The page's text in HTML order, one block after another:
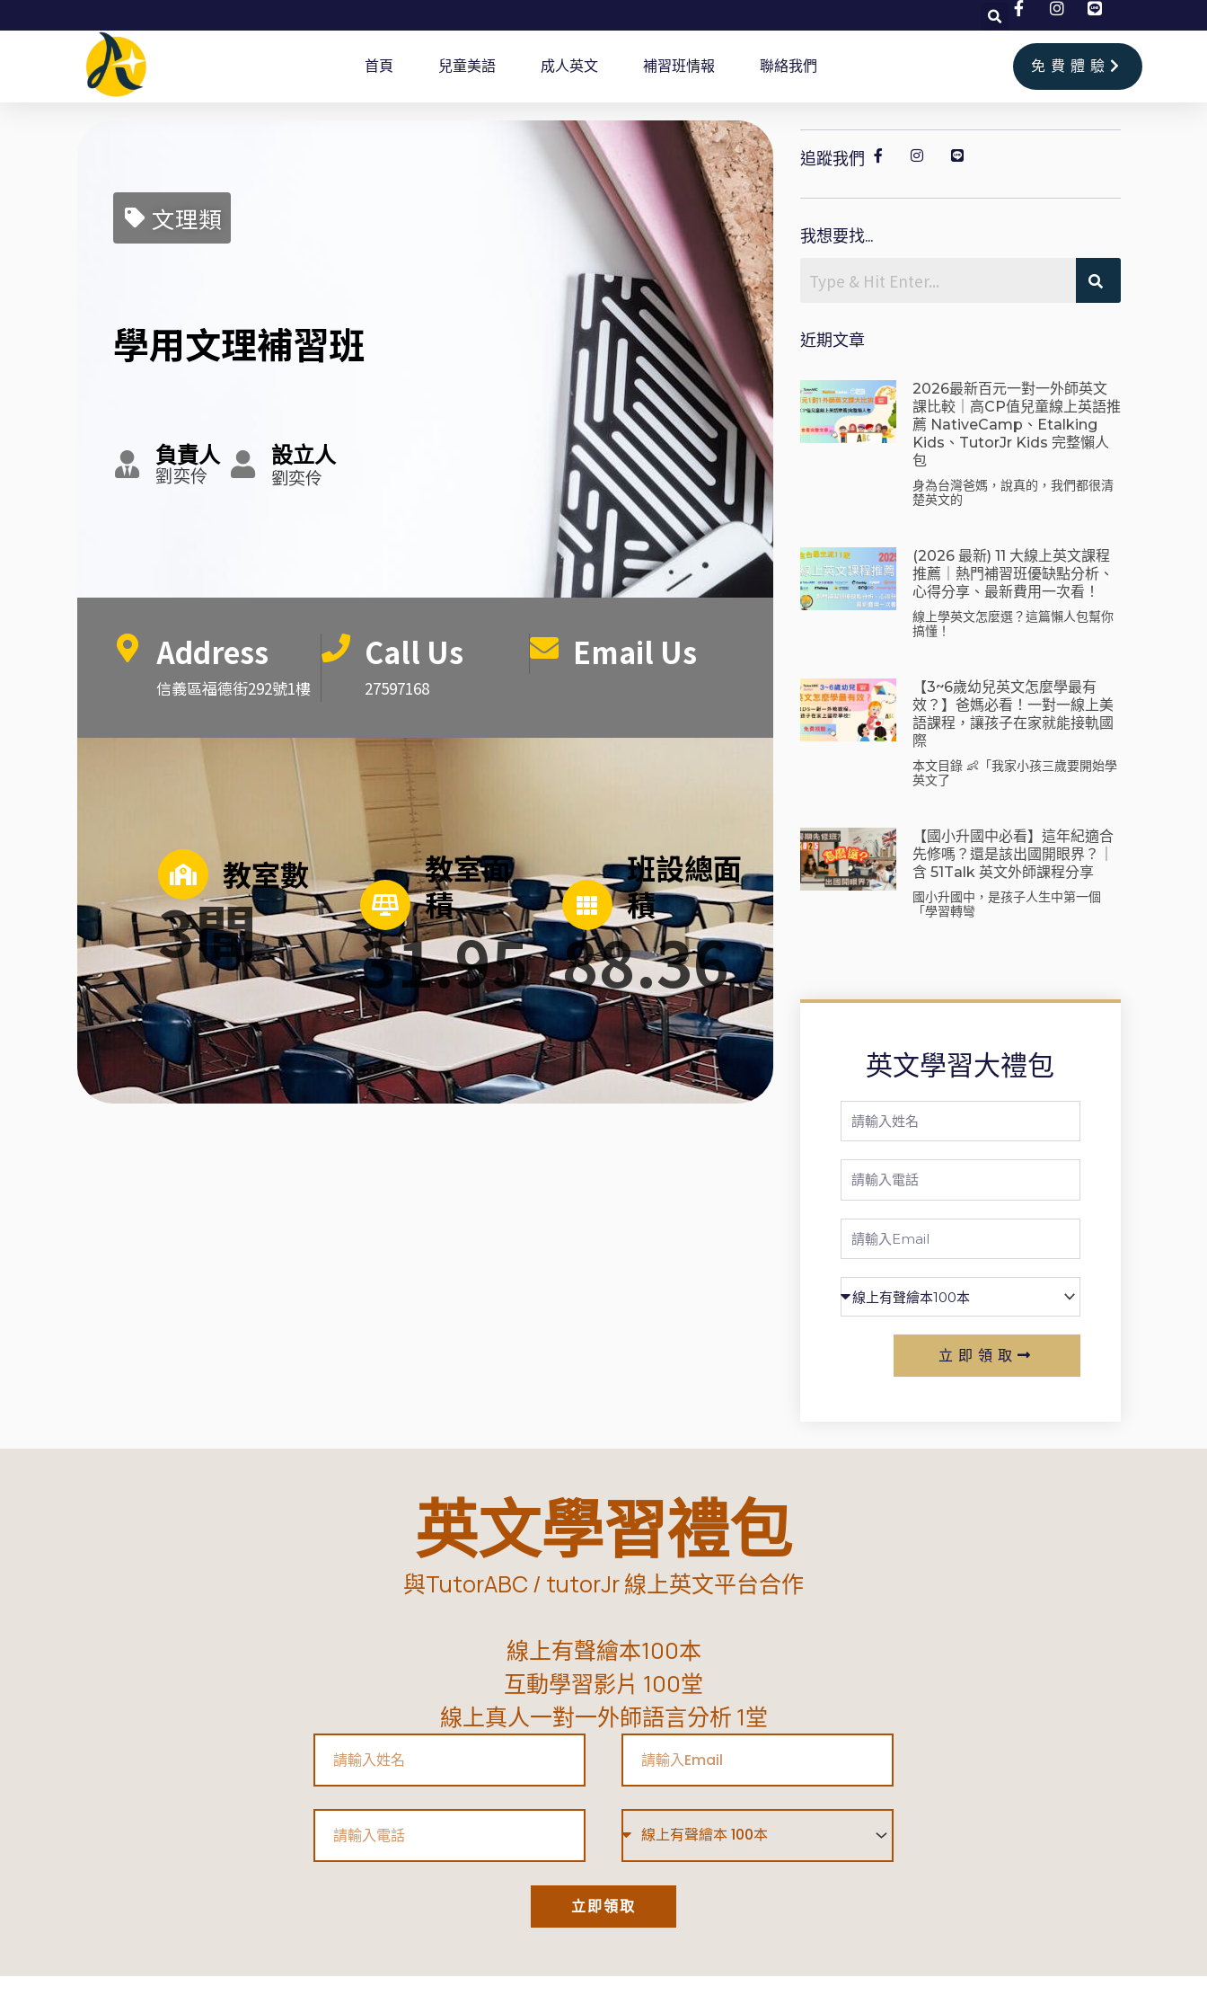
首頁 兒童美語 成人英文 補習班情報 聯絡我們 免費體驗
文理類
學用文理補習班
負責人
劉奕伶
設立人
劉奕伶
Address
信義區福德街292號1樓
Call Us
27597168
Email Us
3間
教室數
教室面
積
31.95
班設總面
積
88.36
追蹤我們
我想要找...
近期文章
2026最新百元一對一外師英文
課比較｜高CP值兒童線上英語推
薦 NativeCamp、Etalking
Kids、tutorJr Kids 完整懶人
包
身為台灣爸媽，說真的，我們都很清
楚英文的
(2026 最新) 11 大線上英文課程
推薦｜熱門補習班優缺點分析、
心得分享、最新費用一次看！
線上學英文怎麼選？這篇懶人包幫你
搞懂！
【3~6歲幼兒英文怎麼學最有
效？】爸媽必看！一對一線上美
語課程，讓孩子在家就能接軌國
際
本文目錄 👶「我家小孩三歲要開始學
英文了
【國小升國中必看】這年紀適合
先修嗎？還是該出國開眼界？｜
含 51Talk 英文外師課程分享
國小升國中，是孩子人生中第一個
「學習轉彎
英文學習大禮包
Full
Name
Phone
Email
立即領取
英文學習禮包
與TutorABC / tutorJr 線上英文平台合作
線上有聲繪本100本
互動學習影片 100堂
線上真人一對一外師語言分析 1堂
立即領取